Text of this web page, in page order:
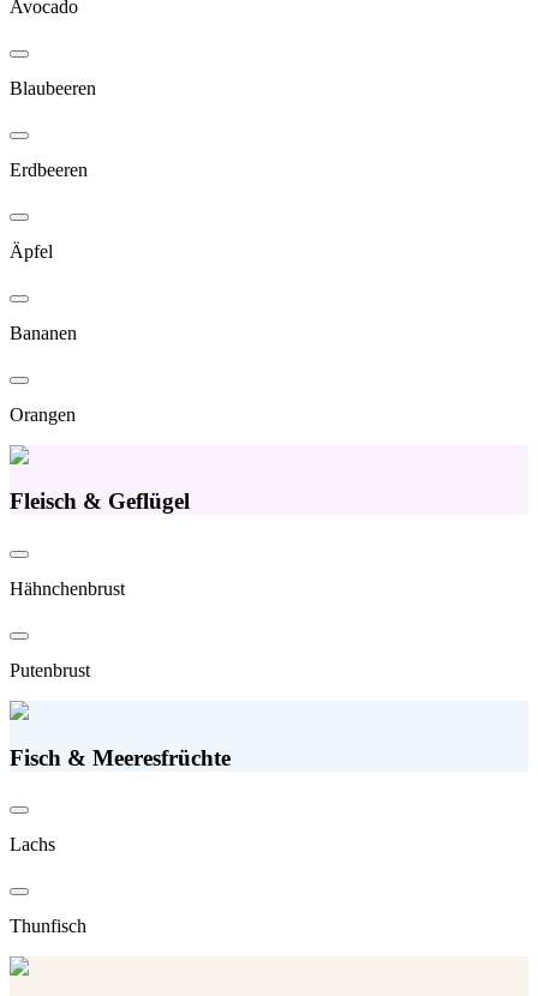
Avocado
Blaubeeren
Erdbeeren
Äpfel
Bananen
Orangen
Fleisch & Geflügel
Hähnchenbrust
Putenbrust
Fisch & Meeresfrüchte
Lachs
Thunfisch